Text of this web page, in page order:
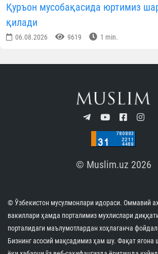
Қуръон мусобақасида юртимиз
қилади
06.08.2026 9619 1 min.
© Muslim.uz 2026
© Ўзбекистон мусулмонлари идораси. Оммавий
вакиллари ҳамда порталимиз мухлислари
порталидаги маълумотлардан хоҳлаганча
Бизнинг асосий мақсадимиз ҳам шу. Фақат